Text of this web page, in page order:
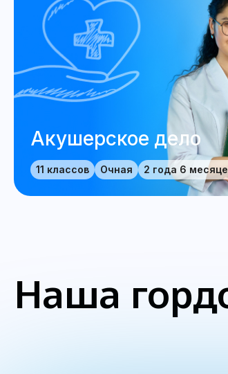
Акушерское дело
11 классов Очная 2 года 6
Наша